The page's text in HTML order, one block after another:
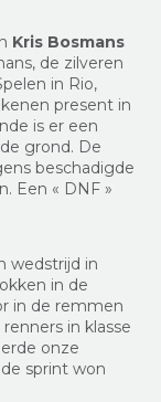
Kris Bosmans
de zilveren
in Rio,
present in
is er een
grond. De
beschadigde
Een « DNF »
wedstrijd in
in de
in de remmen
in klasse
onze
sprint won